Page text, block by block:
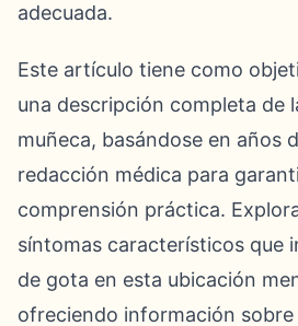
adecuada.
Este artículo tiene como
una descripción completa de
muñeca, basándose en años
redacción médica para
comprensión práctica.
síntomas característicos que
de gota en esta ubicación
ofreciendo información sobre